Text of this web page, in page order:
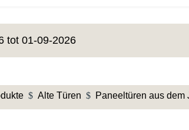
tot 01-09-2026
$ Alte Türen $ Paneeltüren aus dem